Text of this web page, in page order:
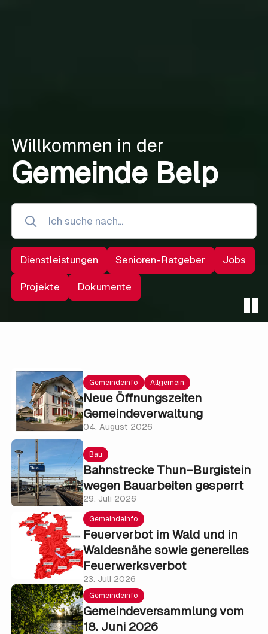
Willkommen in der
Gemeinde Belp
Dienstleistungen Senioren-Ratgeber Jobs
Projekte Dokumente
Gemeindeinfo Allgemein
Neue Öffnungszeiten
Gemeindeverwaltung
04. August 2026
Bau
Bahnstrecke Thun–Burgistein
wegen Bauarbeiten gesperrt
29. Juli 2026
Gemeindeinfo
Feuerverbot im Wald und in
Waldesnähe sowie generelles
Feuerwerksverbot
23. Juli 2026
Gemeindeinfo
Gemeindeversammlung vom
18. Juni 2026